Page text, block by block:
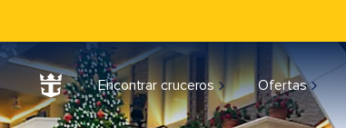
Encontrar cruceros Ofertas